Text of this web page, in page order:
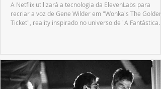
A Netflix utilizará a tecnologia da ElevenLabs para
recriar a voz de Gene Wilder em "Wonka's The Golden
Ticket", reality inspirado no universo de "A Fantástica